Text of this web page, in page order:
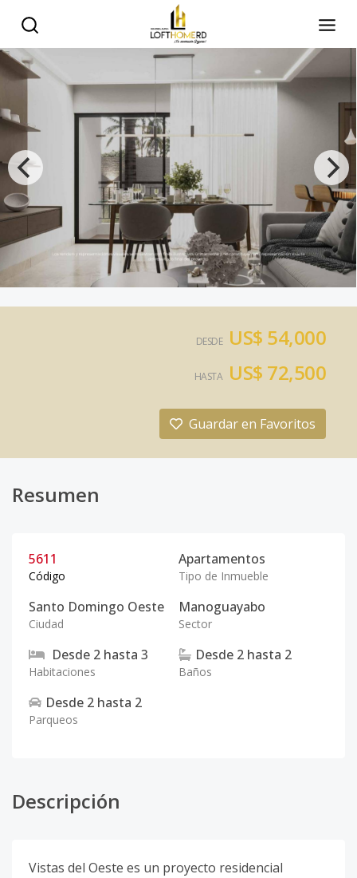
DESDE US$ 54,000
HASTA US$ 72,500
Guardar en Favoritos
Resumen
5611
Código
Apartamentos
Tipo de Inmueble
Santo Domingo Oeste
Ciudad
Manoguayabo
Sector
Desde 2 hasta 3
Habitaciones
Desde 2 hasta 2
Baños
Desde 2 hasta 2
Parqueos
Descripción
Vistas del Oeste es un proyecto residencial